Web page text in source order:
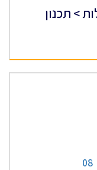
> תכנון
08